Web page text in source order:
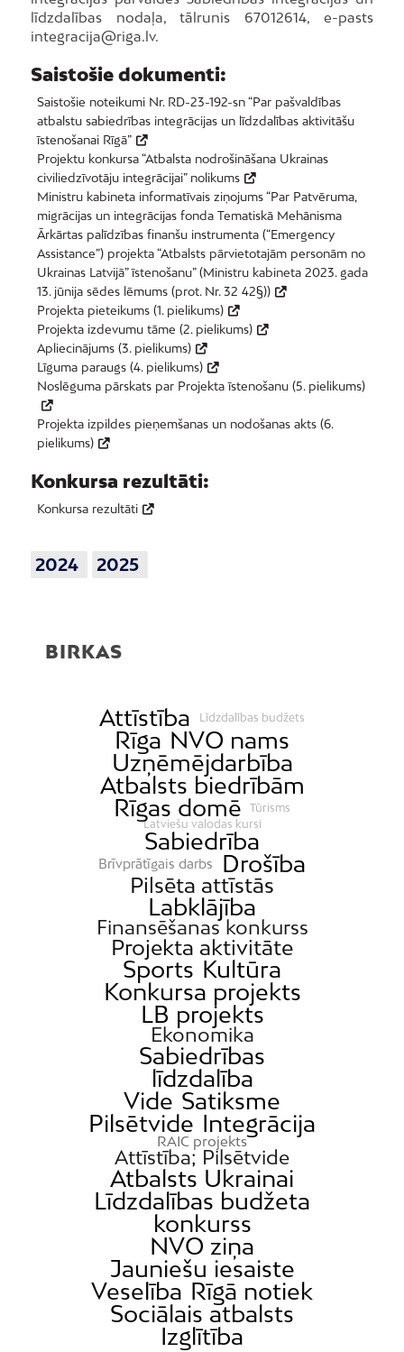
līdzdalības nodaļa, tālrunis 67012614, e-pasts
integracija@riga.lv.
Saistošie dokumenti:
Saistošie noteikumi Nr. RD-23-192-sn “Par pašvaldības
atbalstu sabiedrības integrācijas un līdzdalības aktivitāšu
īstenošanai Rīgā”
Projektu konkursa “Atbalsta nodrošināšana Ukrainas
civiliedzīvotāju integrācijai” nolikums
Ministru kabineta informatīvais ziņojums “Par Patvēruma,
migrācijas un integrācijas fonda Tematiskā Mehānisma
Ārkārtas palīdzības finanšu instrumenta (“Emergency
Assistance”) projekta “Atbalsts pārvietotajām personām no
Ukrainas Latvijā” īstenošanu” (Ministru kabineta 2023. gada
13. jūnija sēdes lēmums (prot. Nr. 32 42§))
Projekta pieteikums (1. pielikums)
Projekta izdevumu tāme (2. pielikums)
Apliecinājums (3. pielikums)
Līguma paraugs (4. pielikums)
Noslēguma pārskats par Projekta īstenošanu (5. pielikums)
Projekta izpildes pieņemšanas un nodošanas akts (6.
pielikums)
Konkursa rezultāti:
Konkursa rezultāti
2024 2025
BIRKAS
Attīstība Līdzdalības budžets
Rīga NVO nams
Uzņēmējdarbība
Atbalsts biedrībām
Rīgas domē
Tūrisms
Latviešu valodas kursi
Sabiedrība
Brīvprātīgais darbs Drošība
Pilsēta attīstās
Labklājība
Finansēšanas konkurss
Projekta aktivitāte
Sports Kultūra
Konkursa projekts
LB projekts
Ekonomika
Sabiedrības
līdzdalība
Vide Satiksme
Pilsētvide Integrācija
RAIC projekts
Attīstība; Pilsētvide
Atbalsts Ukrainai
Līdzdalības budžeta
konkurss
NVO ziņa
Jauniešu iesaiste
Veselība Rīgā notiek
Sociālais atbalsts
Izglītība